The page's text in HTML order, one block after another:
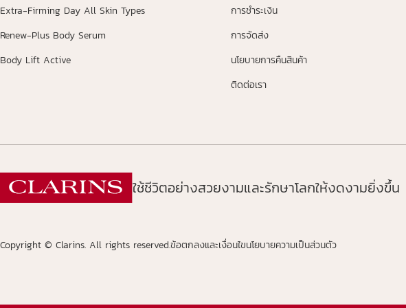
Extra-Firming Day All Skin Types
Renew-Plus Body Serum
Body Lift Active
การชำระเงิน
การจัดส่ง
นโยบายการคืนสินค้า
ติดต่อเรา
ใช้ชีวิตอย่างสวยงามและรักษาโลกให้งดงามยิ่งขึ้น
Copyright © Clarins. All rights reserved.ข้อตกลงและเงื่อนไขนโยบายความเป็นส่วนตัว